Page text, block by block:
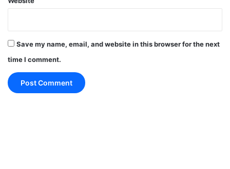
Save my name, email, and website in this browser for the next
time I comment.